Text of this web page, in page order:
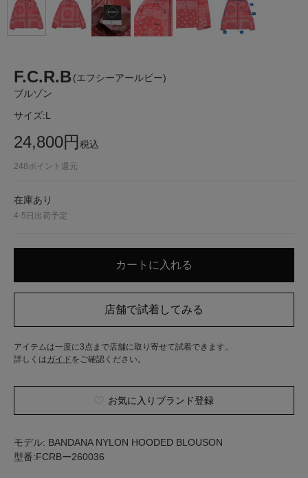
F.C.R.B (エフシーアールビー)
ブルゾン
サイズ:L
24,800円税込
248ポイント還元
在庫あり
4-5日出荷予定
アイテムは一度に3点まで店舗に取り寄せて試着できます。
詳しくはガイド をご確認ください。
お気に入りブランド登録
モデル: BANDANA NYLON HOODED BLOUSON
型番:FCRBー260036